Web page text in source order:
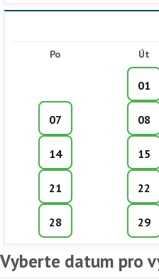
Po
Út
01
07 08
14 15
21 22
28 29
Vyberte datum pro